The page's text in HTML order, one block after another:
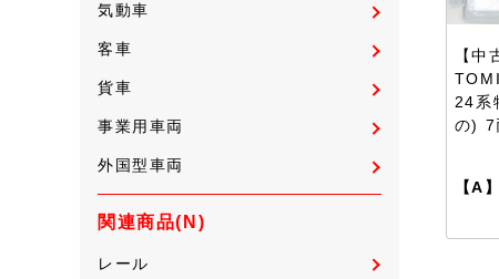
気動車
客車
貨車
事業用車両
外国型車両
関連商品(N)
レール
【
24系
の) 7
【A】